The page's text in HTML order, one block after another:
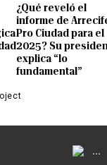
¿Qué reveló el
informe de
Pro Ciudad para el
2025? Su
explica “lo
fundamental”
...